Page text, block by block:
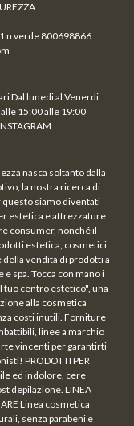
n.verde 800698866
Dal lunedi al Venerdi
15:00 alle 19:00
nasca soltanto dalla
la nostra ricerca di
questo siamo diventati
estetica e attrezzature
consumer, nonché il
estetica, cosmetici
vendita di prodotti a
spa. Tocca con mano i
tuo centro estetico", una
alla cosmetica
costi inutili. Forniture
linee a marchio
vincenti per garantirti
PRODOTTI PER
ed indolore, cere
depilazione. LINEA
Linea cosmetica
senza parabeni e